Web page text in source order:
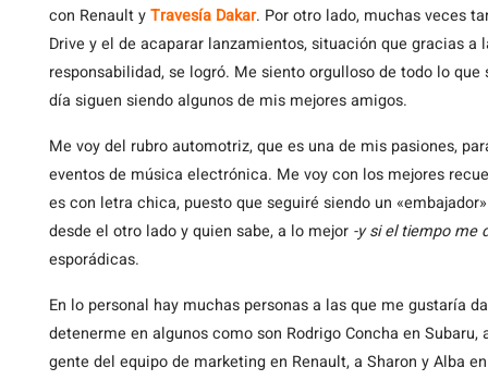
con Renault yTravesía Dakar. Por otro lado, muchas veces
Drive y el de acaparar lanzamientos, situación que gracias
responsabilidad, se logró. Me siento orgulloso de todo lo
día siguen siendo algunos de mis mejores amigos.
Me voy del rubro automotriz, que es una de mis pasiones,
eventos de música electrónica. Me voy con los mejores
es con letra chica, puesto que seguiré siendo un
desde el otro lado y quien sabe, a lo mejor -y si el tiempo me
esporádicas.
En lo personal hay muchas personas a las que me gustaría
detenerme en algunos como son Rodrigo Concha en
gente del equipo de marketing en Renault, a Sharon y Alba